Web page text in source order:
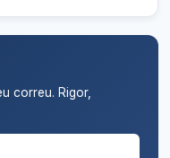
correu. Rigor,